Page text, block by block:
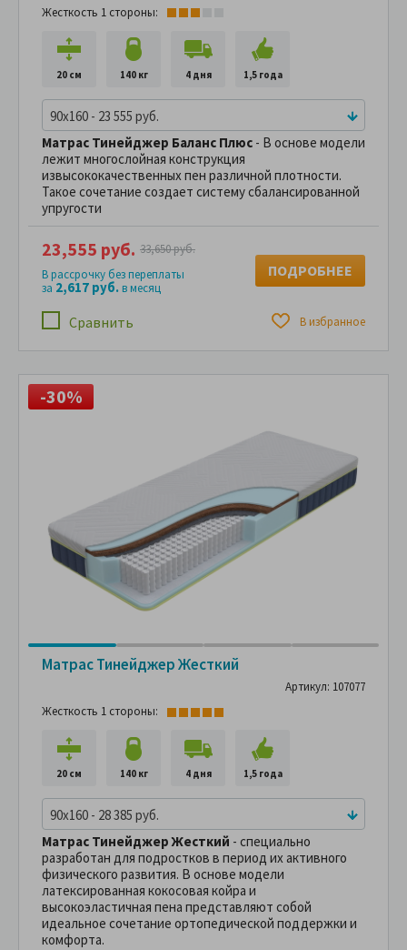
Жесткость 1 стороны:
20 см 140 кг 4 дня 1,5 года
90x160 - 23 555 руб.
Матрас Тинейджер Баланс Плюс - В основе модели
лежит многослойная конструкция
извысококачественных пен различной плотности.
Такое сочетание создает систему сбалансированной
упругости
Сравнить В избранное
23,555 руб. 33,650 руб.
В рассрочку без переплаты
за 2,617 руб.в месяц
ПОДРОБНЕЕ
-30%
Матрас Тинейджер Жесткий
Артикул: 107077
Жесткость 1 стороны:
20 см 140 кг 4 дня 1,5 года
90x160 - 28 385 руб.
Матрас Тинейджер Жесткий - специально
разработан для подростков в период их активного
физического развития. В основе модели
латексированная кокосовая койра и
высокоэластичная пена представляют собой
идеальное сочетание ортопедической поддержки и
комфорта.